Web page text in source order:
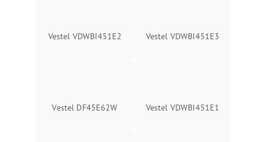
Vestel VDWBI451E2 Vestel VDWBI451E3
Vestel DF45E62W Vestel VDWBI451E1